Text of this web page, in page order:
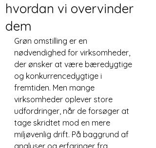
hvordan vi overvinder
dem
Grøn omstilling er en
nødvendighed for virksomheder,
der ønsker at være bæredygtige
og konkurrencedygtige i
fremtiden. Men mange
virksomheder oplever store
udfordringer, når de forsøger at
tage skridtet mod en mere
miljøvenlig drift. På baggrund af
analyser og erfaringer fra